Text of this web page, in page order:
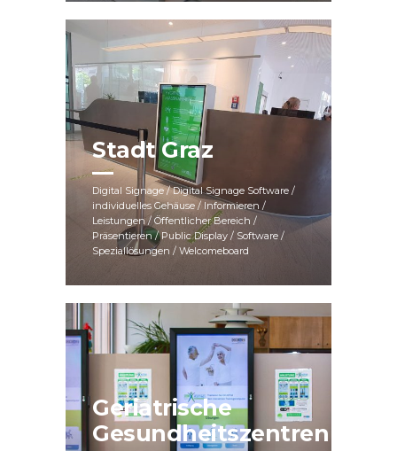
Stadt Graz
Digital Signage / Digital Signage Software /
individuelles Gehäuse / Informieren /
Leistungen / Öffentlicher Bereich /
Präsentieren / Public Display / Software /
Speziallösungen / Welcomeboard
Geriatrische
Gesundheitszentren